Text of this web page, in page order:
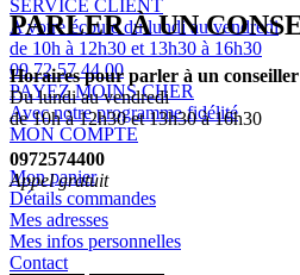
SERVICE CLIENT
A votre écoute du lundi au vendredi
de 10h à 12h30 et 13h30 à 16h30
09 72 57 44 00
PAYEZ MOINS CHER
Avec notre programme fidélité
MON COMPTE
Mon panier
Détails commandes
Mes adresses
Mes infos personnelles
Contact
PARLER À UN
Horaires pour parler à un
Du lundi au vendredi
de 10h à 12h30 et 13h30 à 16h30
0972574400
Appel gratuit